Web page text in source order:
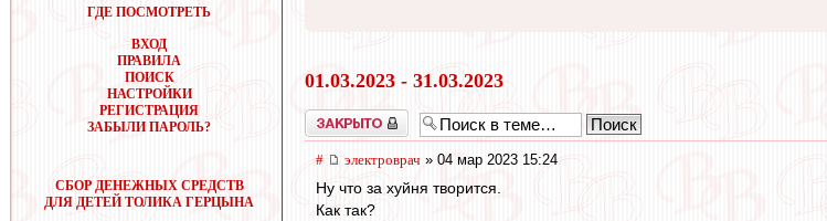
ГДЕ ПОСМОТРЕТЬ
ВХОД
ПРАВИЛА
ПОИСК
НАСТРОЙКИ
РЕГИСТРАЦИЯ
ЗАБЫЛИ ПАРОЛЬ?
СБОР ДЕНЕЖНЫХ СРЕДСТВ
ДЛЯ ДЕТЕЙ ТОЛИКА ГЕРЦЫНА
01.03.2023 - 31.03.2023
Закрыто
# электроврач » 04 мар 2023 15:24
Ну что за хуйня творится.
Как так?